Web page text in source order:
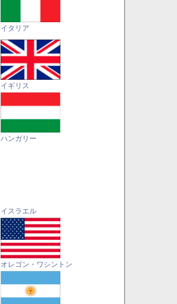
イタリア
イギリス
ハンガリー
イスラエル
オレゴン・ワシントン